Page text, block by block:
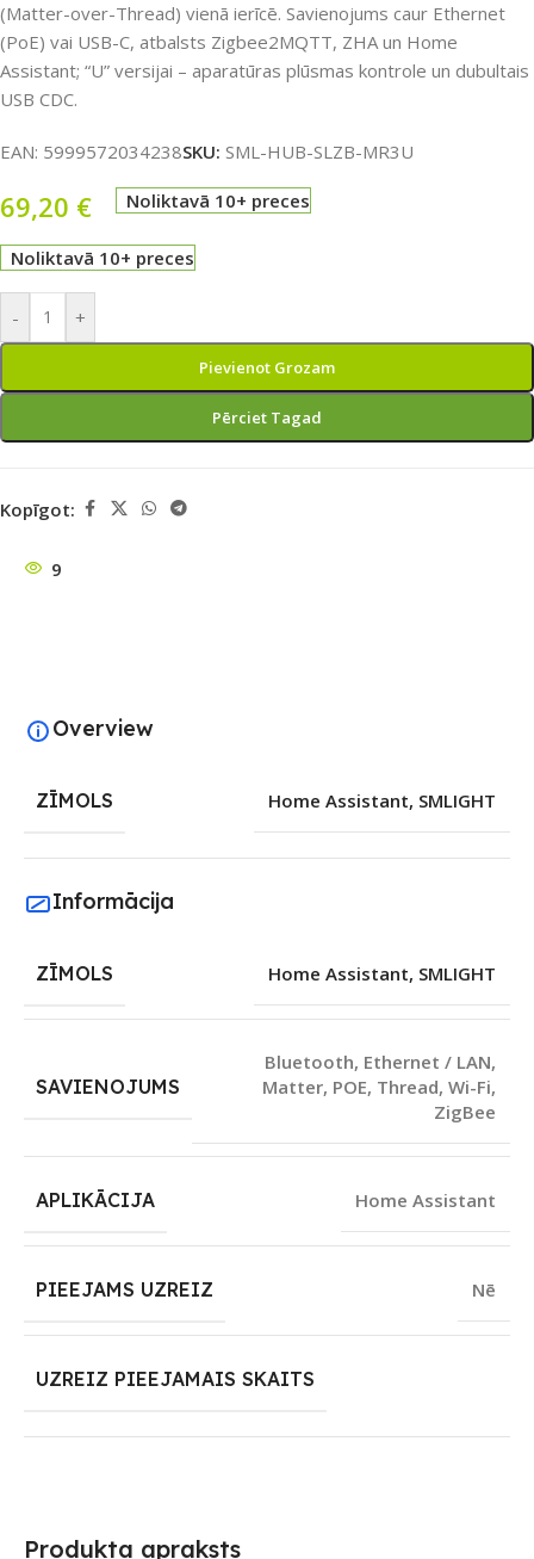
(Matter-over-Thread) vienā ierīcē. Savienojums caur Ethernet
(PoE) vai USB-C, atbalsts Zigbee2MQTT, ZHA un Home
Assistant; “U” versijai – aparatūras plūsmas kontrole un dubultais
USB CDC.
EAN: 5999572034238SKU: SML-HUB-SLZB-MR3U
69,20 € Noliktavā 10+ preces
Noliktavā 10+ preces
- +
Pievienot Grozam
Pērciet Tagad
Kopīgot:
9
Produkta apraksts
Overview
ZĪMOLS Home Assistant, SMLIGHT
Informācija
ZĪMOLS Home Assistant, SMLIGHT
SAVIENOJUMS
Bluetooth, Ethernet / LAN,
Matter, POE, Thread, Wi-Fi,
ZigBee
APLIKĀCIJA Home Assistant
PIEEJAMS UZREIZ Nē
UZREIZ PIEEJAMAIS SKAITS